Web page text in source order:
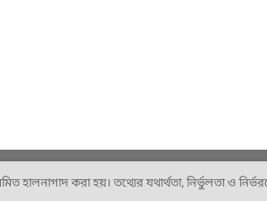
করা হয়। তথ্যের যথার্থতা, নির্ভুলতা ও